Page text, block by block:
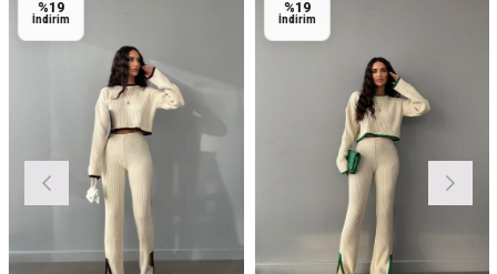
%19
İndirim
%19
İndirim